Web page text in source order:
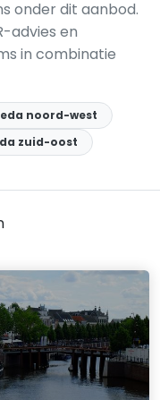
onder dit aanbod.
advies en
in combinatie
noord-west
zuid-oost